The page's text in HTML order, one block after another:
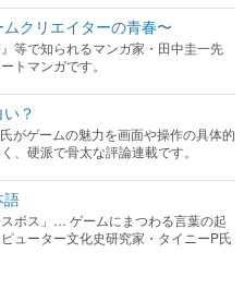
クリエイターの青春〜
等で知られるマンガ家・田中圭一先
トマンガです。
？
がゲームの魅力を画面や操作の具体的
、硬派で骨太な評論連載です。
語
スボス」… ゲームにまつわる言葉の起
ューター文化史研究家・タイニーP氏